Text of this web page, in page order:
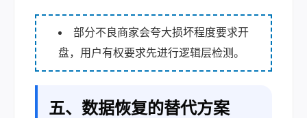
部分不良商家会夸大损坏程度要求开
盘，用户有权要求先进行逻辑层检测。
五、数据恢复的替代方案